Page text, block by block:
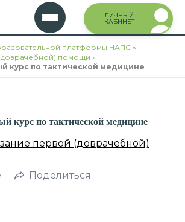
ЛИЧНЫЙ
КАБИНЕТ
платформы НАПС »
помощи »
курс по тактической медицине
курс по тактической медицине
первой (доврачебной)
Поделиться